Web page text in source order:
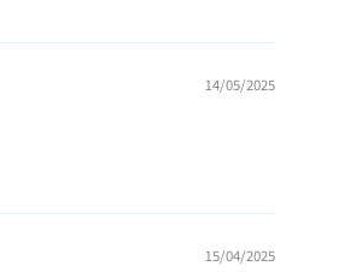
14/05/2025
15/04/2025